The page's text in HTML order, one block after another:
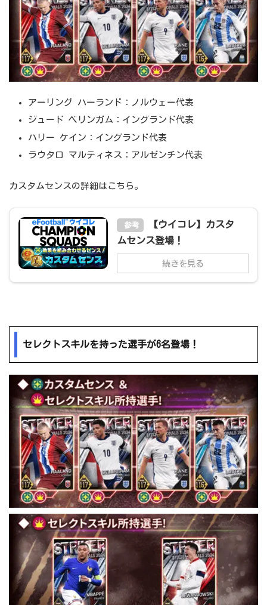
アーリング ハーランド：ノルウェー代表
ジュード ベリンガム：イングランド代表
ハリー ケイン：イングランド代表
ラウタロ マルティネス：アルゼンチン代表
カスタムセンスの詳細はこちら。
参考
【ウイコレ】カスタ
ムセンス登場！
続きを見る
セレクトスキルを持った選手が6名登場！